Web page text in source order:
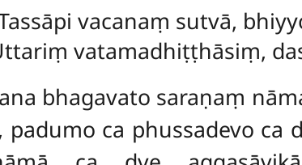
vacanaṃ sutvā,
vatamadhiṭṭhāsiṃ,
bhagavato saraṇaṃ
padumo ca phussadevo ca